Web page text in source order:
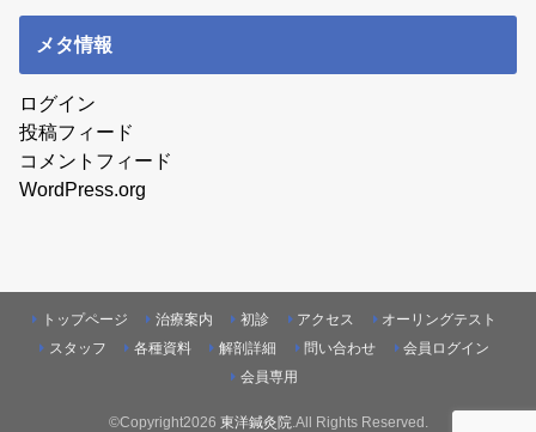
メタ情報
ログイン
投稿フィード
コメントフィード
WordPress.org
トップページ 治療案内 初診 アクセス
オーリングテスト
スタッフ
各種資料 解剖詳細 問い合わせ
会員ログイン
会員専用
©Copyright2026 東洋鍼灸院.All Rights Reserved.